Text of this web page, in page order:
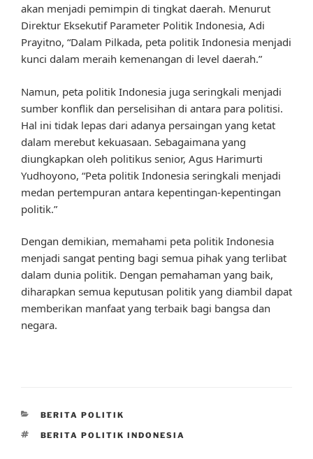
akan menjadi pemimpin di tingkat daerah. Menurut
Direktur Eksekutif Parameter Politik Indonesia, Adi
Prayitno, “Dalam Pilkada, peta politik Indonesia menjadi
kunci dalam meraih kemenangan di level daerah.”
Namun, peta politik Indonesia juga seringkali menjadi
sumber konflik dan perselisihan di antara para politisi.
Hal ini tidak lepas dari adanya persaingan yang ketat
dalam merebut kekuasaan. Sebagaimana yang
diungkapkan oleh politikus senior, Agus Harimurti
Yudhoyono, “Peta politik Indonesia seringkali menjadi
medan pertempuran antara kepentingan-kepentingan
politik.”
Dengan demikian, memahami peta politik Indonesia
menjadi sangat penting bagi semua pihak yang terlibat
dalam dunia politik. Dengan pemahaman yang baik,
diharapkan semua keputusan politik yang diambil dapat
memberikan manfaat yang terbaik bagi bangsa dan
negara.
CATEGORIES
BERITA POLITIK
TAGS
BERITA POLITIK INDONESIA